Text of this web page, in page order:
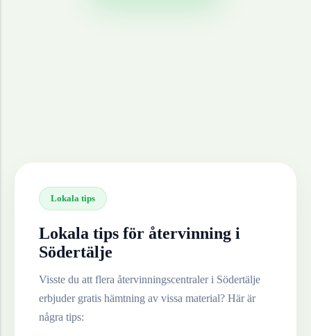
Lokala tips
Lokala tips för återvinning i
Södertälje
Visste du att flera återvinningscentraler i Södertälje
erbjuder gratis hämtning av vissa material? Här är
några tips: